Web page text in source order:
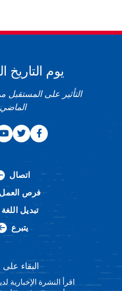
يوم التاريخ
التأثير على
الماضي
اتصال
فرص العمل
تبديل اللغة
يتبرع
البقاء
اقرأ النشرة الإخبارية